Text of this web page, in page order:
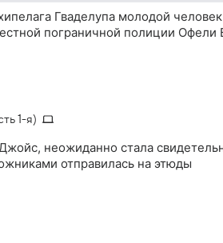
Гваделупа молодой
пограничной полиции Офели
1-я)
неожиданно стала
отправилась на этюды